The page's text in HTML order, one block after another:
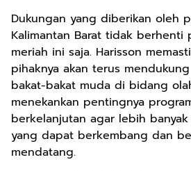
Dukungan yang diberikan oleh
Kalimantan Barat tidak berhenti
meriah ini saja. Harisson
pihaknya akan terus
bakat-bakat muda di bidang
menekankan pentingnya
berkelanjutan agar lebih
yang dapat berkembang dan
mendatang.